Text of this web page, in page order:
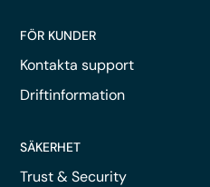
FÖR KUNDER
Kontakta support
Driftinformation
SÄKERHET
Trust & Security